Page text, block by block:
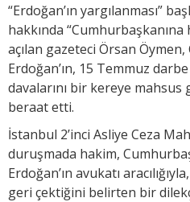
“Erdoğan’ın yargılanması”
hakkında
açılan gazeteci Örsan
Erdoğan’ın, 15 Temmuz
davalarını bir kereye mahsus
beraat etti.
İstanbul 2’inci Asliye Ceza
duruşmada hakim,
Erdoğan’ın avukatı
geri çektiğini belirten bir